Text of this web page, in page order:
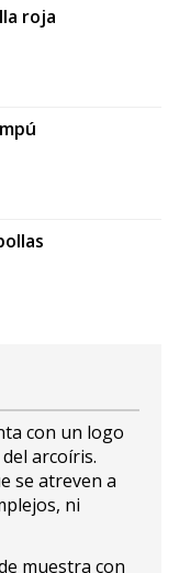
roja
con un logo
arcoíris.
se atreven a
ni
muestra con